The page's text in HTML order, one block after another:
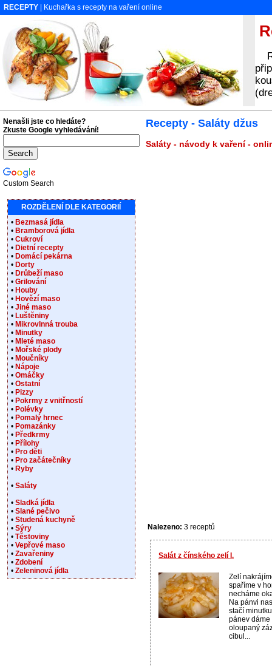
RECEPTY | Kuchařka s recepty na vaření online
Recepty - Saláty džus
Saláty - návody k vaření -
Nalezeno: 3 receptů
Salát z čínského zelí I.
Zelí
spaříme v
necháme
Na pánvi
stačí
pánev dáme
oloupaný
cibul...
Nenašli jste co hledáte?
Zkuste Google vyhledávání!
Custom Search
ROZDĚLENÍ DLE KATEGORIÍ
• Bezmasá jídla
• Bramborová jídla
• Cukroví
• Dietní recepty
• Domácí pekárna
• Dorty
• Drůbeží maso
• Grilování
• Houby
• Hovězí maso
• Jiné maso
• Luštěniny
• Mikrovlnná trouba
• Minutky
• Mleté maso
• Mořské plody
• Moučníky
• Nápoje
• Omáčky
• Ostatní
• Pizzy
• Pokrmy z vnitřností
• Polévky
• Pomalý hrnec
• Pomazánky
• Předkrmy
• Přílohy
• Pro děti
• Pro začátečníky
• Ryby
• Saláty
• Sladká jídla
• Slané pečivo
• Studená kuchyně
• Sýry
• Těstoviny
• Vepřové maso
• Zavařeniny
• Zdobení
• Zeleninová jídla